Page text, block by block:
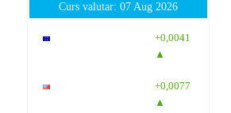
Curs valutar: 07 Aug 2026
+0,0041
▲
+0,0077
▲